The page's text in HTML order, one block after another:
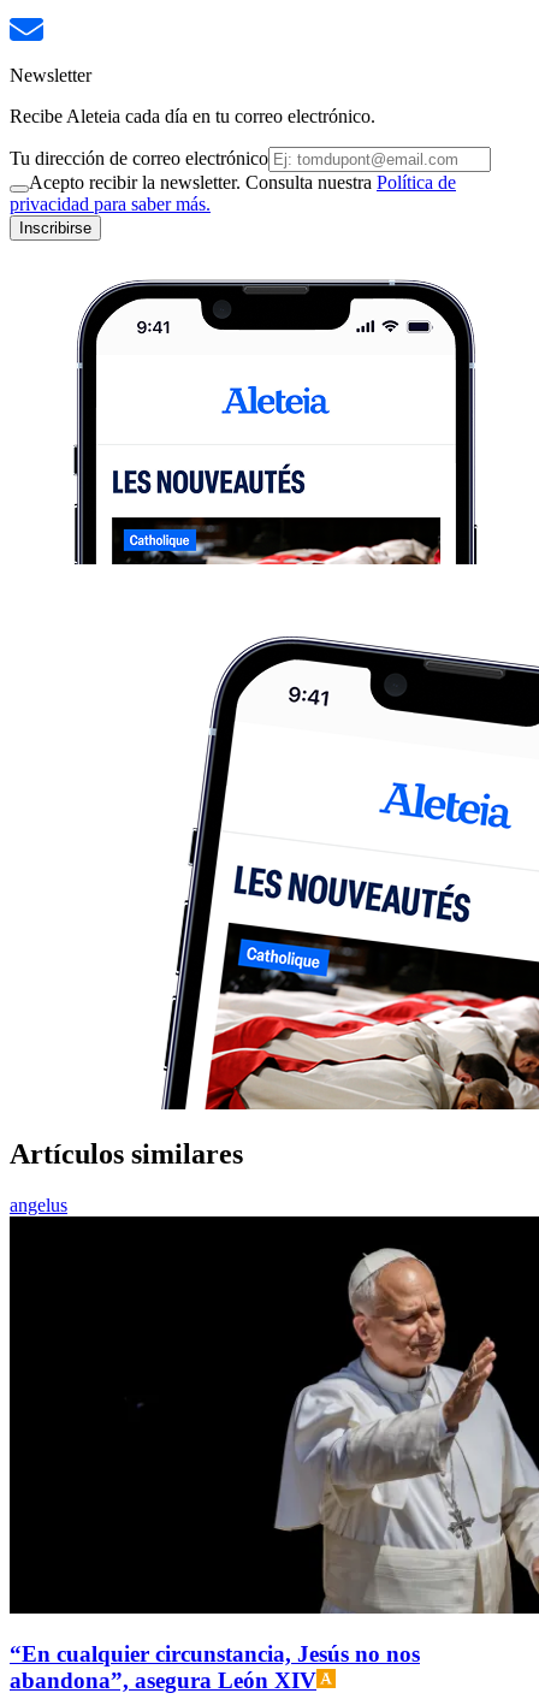
Newsletter
Recibe Aleteia cada día en tu correo electrónico.
Tu dirección de correo electrónico
Acepto recibir la newsletter. Consulta nuestra Política de
privacidad para saber más.
Inscribirse
Artículos similares
angelus
“En cualquier circunstancia, Jesús no nos
abandona”, asegura León XIV